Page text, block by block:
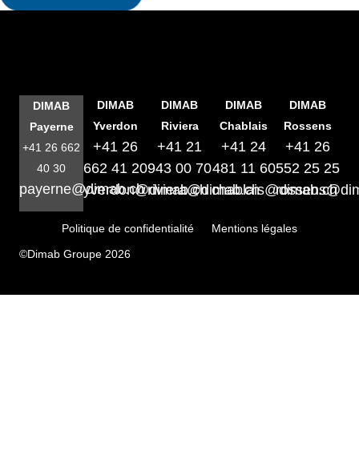
DIMAB
Payerne
+41 26 662
40 30
payerne@dimab.ch
DIMAB
Yverdon
+41 26
662 41 20
yverdon@dimab.ch
DIMAB
Riviera
+41 21
943 00 70
riviera@dimab.ch
DIMAB
Chablais
+41 24
481 11 60
chablais@dimab.ch
DIMAB
Rossens
+41 26
552 25 25
Politique de confidentialité
Mentions légales
©Dimab Groupe 2026